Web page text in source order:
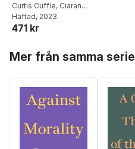
Curtis Cuffie, Ciaran
Finlayson,Scott
Portnoy
Häftad, 2023
471 kr
Mer från samma serie